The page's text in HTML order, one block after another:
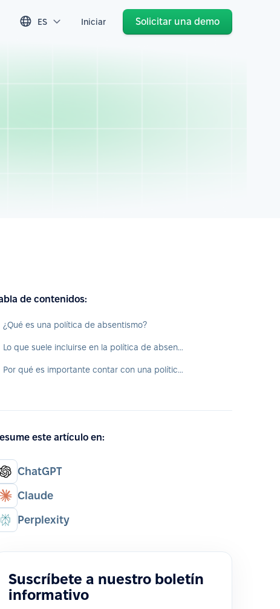
ES Iniciar Solicitar una demo
de contenidos:
¿Qué es una política de absentismo?
Lo que suele incluirse en la política de absentismo:
Por qué es importante contar con una política clara de absentismo
este artículo en:
ChatGPT
Claude
Perplexity
Suscríbete a nuestro boletín
informativo